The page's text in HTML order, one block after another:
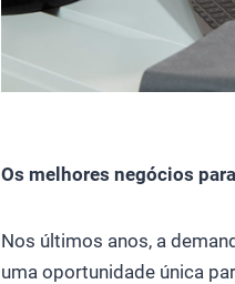
Os melhores negócios
Nos últimos anos, a
uma oportunidade única